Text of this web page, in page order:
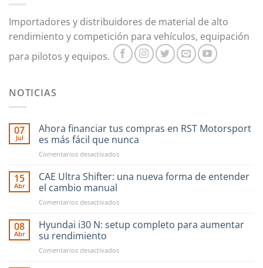
Importadores y distribuidores de material de alto
rendimiento y competición para vehículos, equipación
para pilotos y equipos.
NOTICIAS
07
Jul
Ahora financiar tus compras en RST Motorsport
es más fácil que nunca
Comentarios desactivadosen
financiar
en
Motorsport
fácil
15
Abr
CAE Ultra Shifter: una nueva forma de entender
el cambio manual
Comentarios desactivadosen
Ultra
Shifter:
nueva
08
Abr
Hyundai i30 N: setup completo para aumentar
su rendimiento
Comentarios desactivadosen